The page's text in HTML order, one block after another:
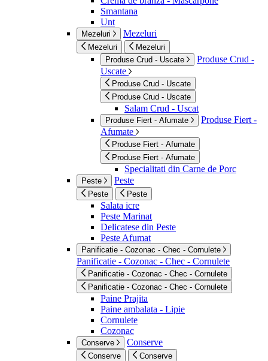
Smantana
Unt
Mezeluri Mezeluri
Mezeluri
Mezeluri
Produse Crud - Uscate
Produse Crud -
Uscate
Produse Crud - Uscate
Produse Crud - Uscate
Salam Crud - Uscat
Produse Fiert - Afumate
Produse Fiert -
Afumate
Produse Fiert - Afumate
Produse Fiert - Afumate
Specialitati din Carne de Porc
Peste Peste
Peste Peste
Salata icre
Peste Marinat
Delicatese din Peste
Peste Afumat
Panificatie - Cozonac - Chec - Cornulete
Panificatie - Cozonac - Chec - Cornulete
Panificatie - Cozonac - Chec - Cornulete
Panificatie - Cozonac - Chec - Cornulete
Paine Prajita
Paine ambalata - Lipie
Cornulete
Cozonac
Conserve Conserve
Conserve Conserve